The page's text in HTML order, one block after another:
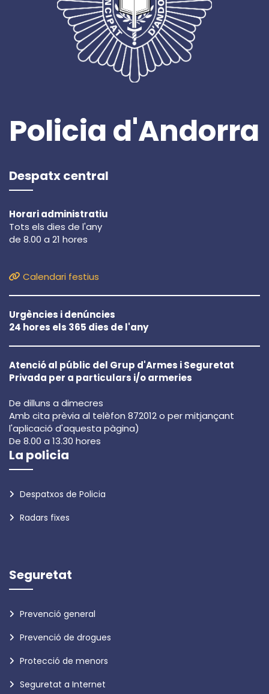
Policia d'Andorra
Despatx central
Horari administratiu
Tots els dies de l'any
de 8.00 a 21 hores
Calendari festius
Urgències i denúncies
24 hores els 365 dies de l'any
Atenció al públic del Grup d'Armes i Seguretat
Privada per a particulars i/o armeries
De dilluns a dimecres
Amb cita prèvia al telèfon 872012 o per mitjançant
l'aplicació d'aquesta pàgina)
De 8.00 a 13.30 hores
La policia
Despatxos de Policia
Radars fixes
Seguretat
Prevenció general
Prevenció de drogues
Protecció de menors
Seguretat a Internet